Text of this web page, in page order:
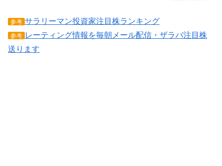
参考 サラリーマン投資家注目株ランキング
参考 レーティング情報を毎朝メール配信・ザラバ注目株
送ります